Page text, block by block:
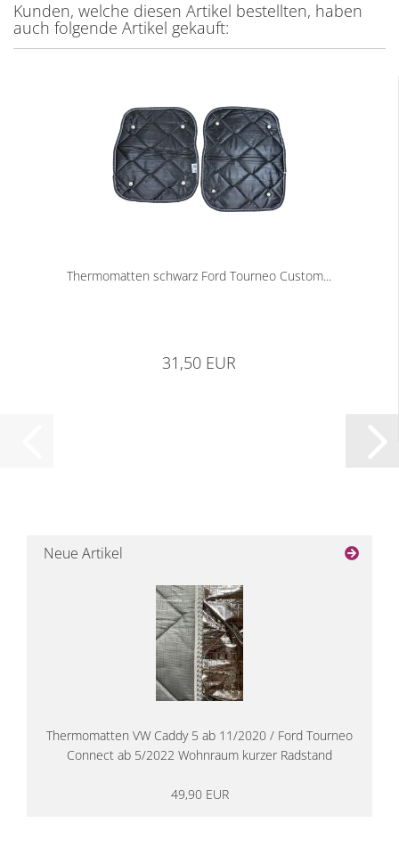
Kunden, welche diesen Artikel bestellten, haben
auch folgende Artikel gekauft:
Thermomatten schwarz Ford Tourneo Custom...
31,50 EUR
Neue Artikel
Thermomatten VW Caddy 5 ab 11/2020 / Ford Tourneo
Connect ab 5/2022 Wohnraum kurzer Radstand
49,90 EUR